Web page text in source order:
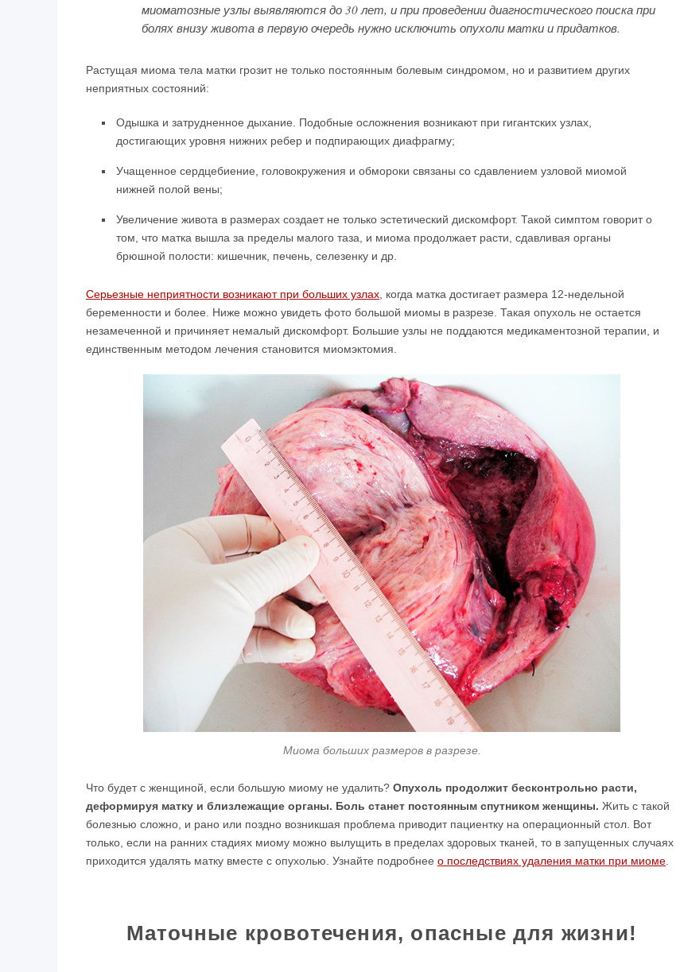
миоматозные узлы выявляются до 30 лет, и при проведении диагностического поиска при
болях внизу живота в первую очередь нужно исключить опухоли матки и придатков.
Растущая миома тела матки грозит не только постоянным болевым синдромом, но и развитием других
неприятных состояний:
Одышка и затрудненное дыхание. Подобные осложнения возникают при гигантских узлах,
достигающих уровня нижних ребер и подпирающих диафрагму;
Учащенное сердцебиение, головокружения и обмороки связаны со сдавлением узловой миомой
нижней полой вены;
Увеличение живота в размерах создает не только эстетический дискомфорт. Такой симптом говорит о
том, что матка вышла за пределы малого таза, и миома продолжает расти, сдавливая органы
брюшной полости: кишечник, печень, селезенку и др.
Серьезные неприятности возникают при больших узлах , когда матка достигает размера 12-недельной
беременности и более. Ниже можно увидеть фото большой миомы в разрезе. Такая опухоль не остается
незамеченной и причиняет немалый дискомфорт. Большие узлы не поддаются медикаментозной терапии, и
единственным методом лечения становится миомэктомия.
Миома больших размеров в разрезе.
Что будет с женщиной, если большую миому не удалить? Опухоль продолжит бесконтрольно расти,
деформируя матку и близлежащие органы. Боль станет постоянным спутником женщины. Жить с такой
болезнью сложно, и рано или поздно возникшая проблема приводит пациентку на операционный стол. Вот
только, если на ранних стадиях миому можно вылущить в пределах здоровых тканей, то в запущенных случаях
приходится удалять матку вместе с опухолью. Узнайте подробнее о последствиях удаления матки при миоме
Маточные кровотечения, опасные для жизни!